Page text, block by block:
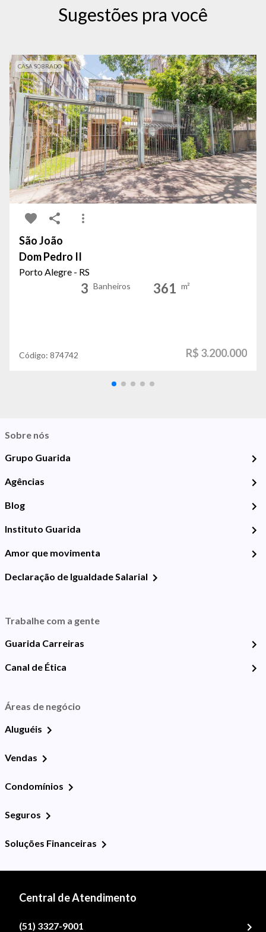
Sugestões pra você
CASA SOBRADO
São João
Dom Pedro II
Porto Alegre - RS
3 Banheiros 361 m²
Código: 874742 R$ 3.200.000
Sobre nós
Grupo Guarida
Agências
Blog
Instituto Guarida
Amor que movimenta
Declaração de Igualdade Salarial
Trabalhe com a gente
Guarida Carreiras
Canal de Ética
Áreas de negócio
Aluguéis
Vendas
Condomínios
Seguros
Soluções Financeiras
Central de Atendimento
(51) 3327-9001